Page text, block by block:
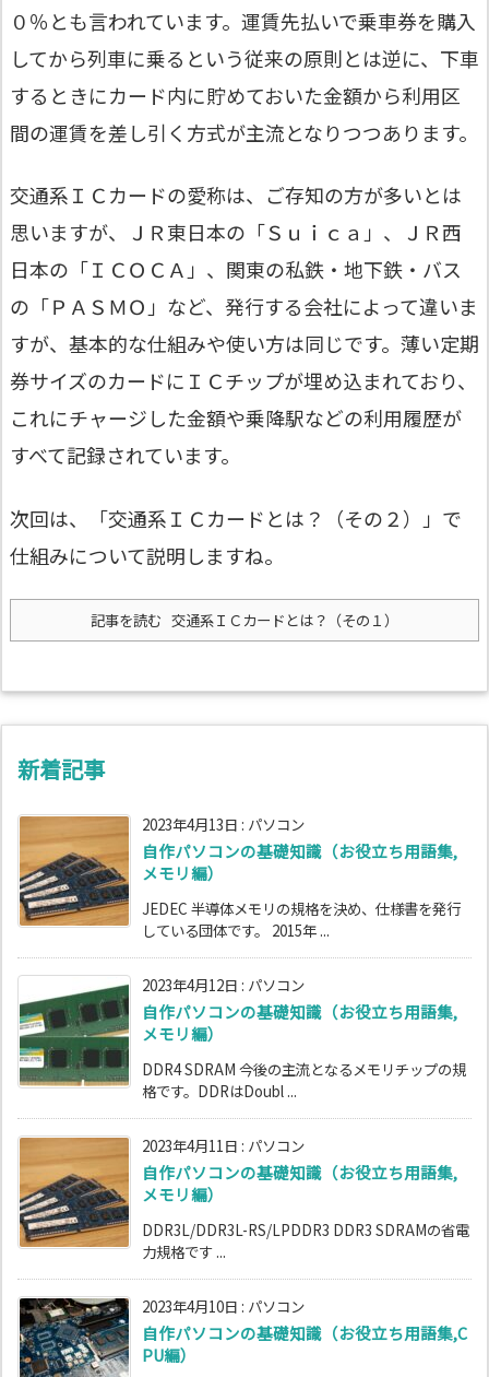
０％とも言われています。運賃先払いで乗車券を購入
してから列車に乗るという従来の原則とは逆に、下車
するときにカード内に貯めておいた金額から利用区
間の運賃を差し引く方式が主流となりつつあります。
交通系ＩＣカードの愛称は、ご存知の方が多いとは
思いますが、ＪＲ東日本の「Ｓｕｉｃａ」、ＪＲ西
日本の「ＩＣＯＣＡ」、関東の私鉄・地下鉄・バス
の「ＰＡＳＭＯ」など、発行する会社によって違いま
すが、基本的な仕組みや使い方は同じです。薄い定期
券サイズのカードにＩＣチップが埋め込まれており、
これにチャージした金額や乗降駅などの利用履歴が
すべて記録されています。
次回は、「交通系ＩＣカードとは？（その２）」で
仕組みについて説明しますね。
記事を読む 交通系ＩＣカードとは？（その１）
新着記事
2023年4月13日 : パソコン
自作パソコンの基礎知識（お役立ち用語集,
メモリ編）
JEDEC 半導体メモリの規格を決め、仕様書を発行
している団体です。 2015年 ...
2023年4月12日 : パソコン
自作パソコンの基礎知識（お役立ち用語集,
メモリ編）
DDR4 SDRAM 今後の主流となるメモリチップの規
格です。DDRはDoubl ...
2023年4月11日 : パソコン
自作パソコンの基礎知識（お役立ち用語集,
メモリ編）
DDR3L/DDR3L-RS/LPDDR3 DDR3 SDRAMの省電
力規格です ...
2023年4月10日 : パソコン
自作パソコンの基礎知識（お役立ち用語集,C
PU編）